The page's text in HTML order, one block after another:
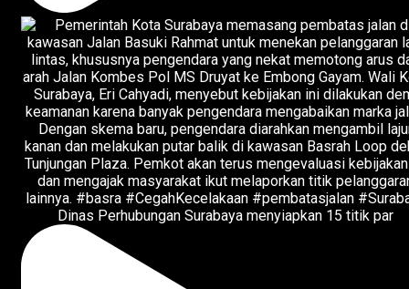
Dinas Perhubungan Surabaya menyiapkan 15 titik par